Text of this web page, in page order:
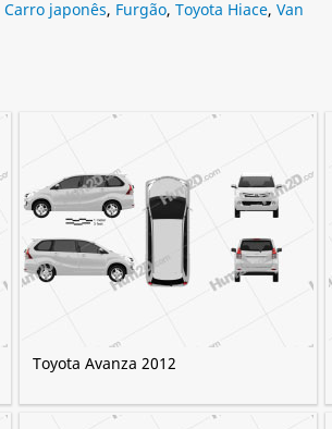
Carro japonês, Furgão, Toyota Hiace, Van
Toyota Avanza 2012